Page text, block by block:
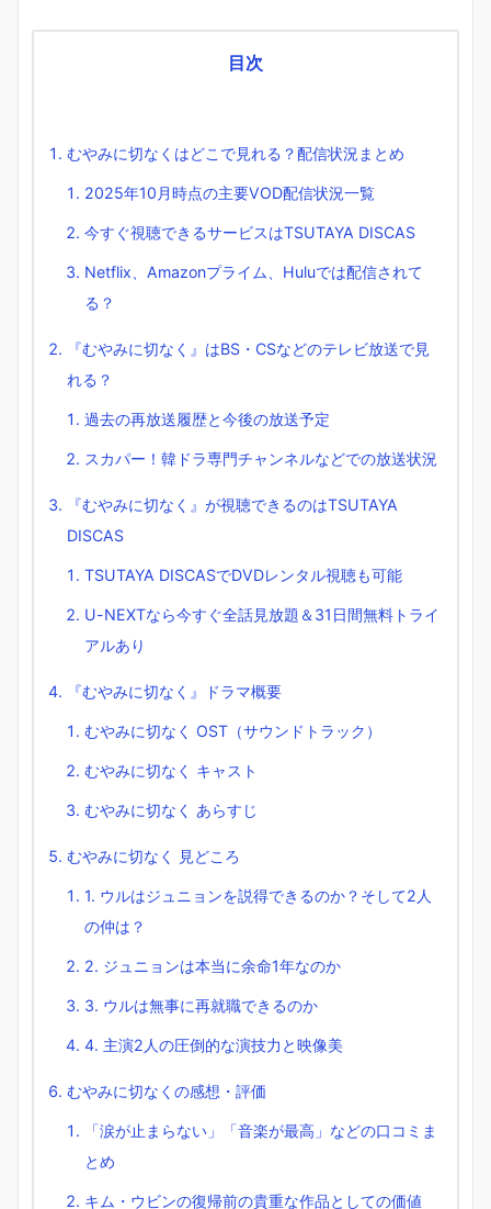
目次
むやみに切なくはどこで見れる？配信状況まとめ
2025年10月時点の主要VOD配信状況一覧
今すぐ視聴できるサービスはTSUTAYA DISCAS
Netflix、Amazonプライム、Huluでは配信されて
る？
『むやみに切なく』はBS・CSなどのテレビ放送で見
れる？
過去の再放送履歴と今後の放送予定
スカパー！韓ドラ専門チャンネルなどでの放送状況
『むやみに切なく』が視聴できるのはTSUTAYA
DISCAS
TSUTAYA DISCASでDVDレンタル視聴も可能
U-NEXTなら今すぐ全話見放題＆31日間無料トライ
アルあり
『むやみに切なく』ドラマ概要
むやみに切なく OST（サウンドトラック）
むやみに切なく キャスト
むやみに切なく あらすじ
むやみに切なく 見どころ
1. ウルはジュニョンを説得できるのか？そして2人
の仲は？
2. ジュニョンは本当に余命1年なのか
3. ウルは無事に再就職できるのか
4. 主演2人の圧倒的な演技力と映像美
むやみに切なくの感想・評価
「涙が止まらない」「音楽が最高」などの口コミま
とめ
キム・ウビンの復帰前の貴重な作品としての価値